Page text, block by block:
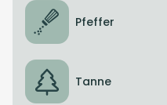
Pfeffer
Tanne